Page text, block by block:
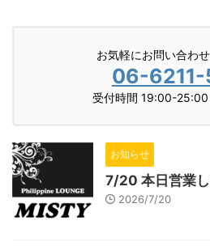
お気軽にお問い合わせ
06-6211-
受付時間 19:00-
お知らせ
7/20 本日営業
2026/7/20